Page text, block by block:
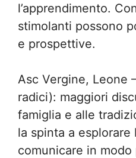
l’apprendimento.
stimolanti possono
e prospettive.
Asc Vergine, Leone
radici): maggiori
famiglia e alle
la spinta a
comunicare in